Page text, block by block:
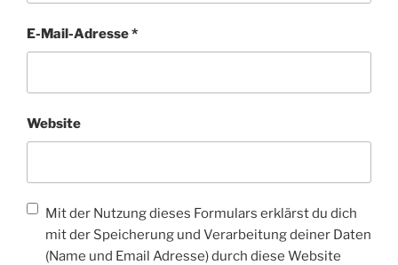
E-Mail-Adresse*
Website
Mit der Nutzung dieses Formulars erklärst du dich
mit der Speicherung und Verarbeitung deiner Daten
(Name und Email Adresse) durch diese Website